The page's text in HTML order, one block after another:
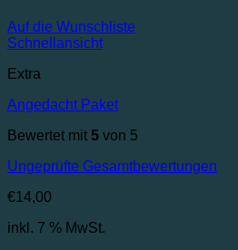
Auf die Wunschliste
Schnellansicht
Extra
Angedacht Paket
Bewertet mit 5 von 5
Ungeprüfte Gesamtbewertungen
€14,00
inkl. 7 % MwSt.